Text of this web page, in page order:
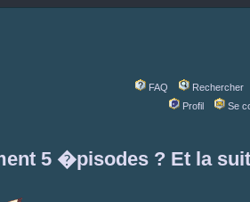
FAQ
Rechercher
Profil
Se
5 �pisodes ? Et la